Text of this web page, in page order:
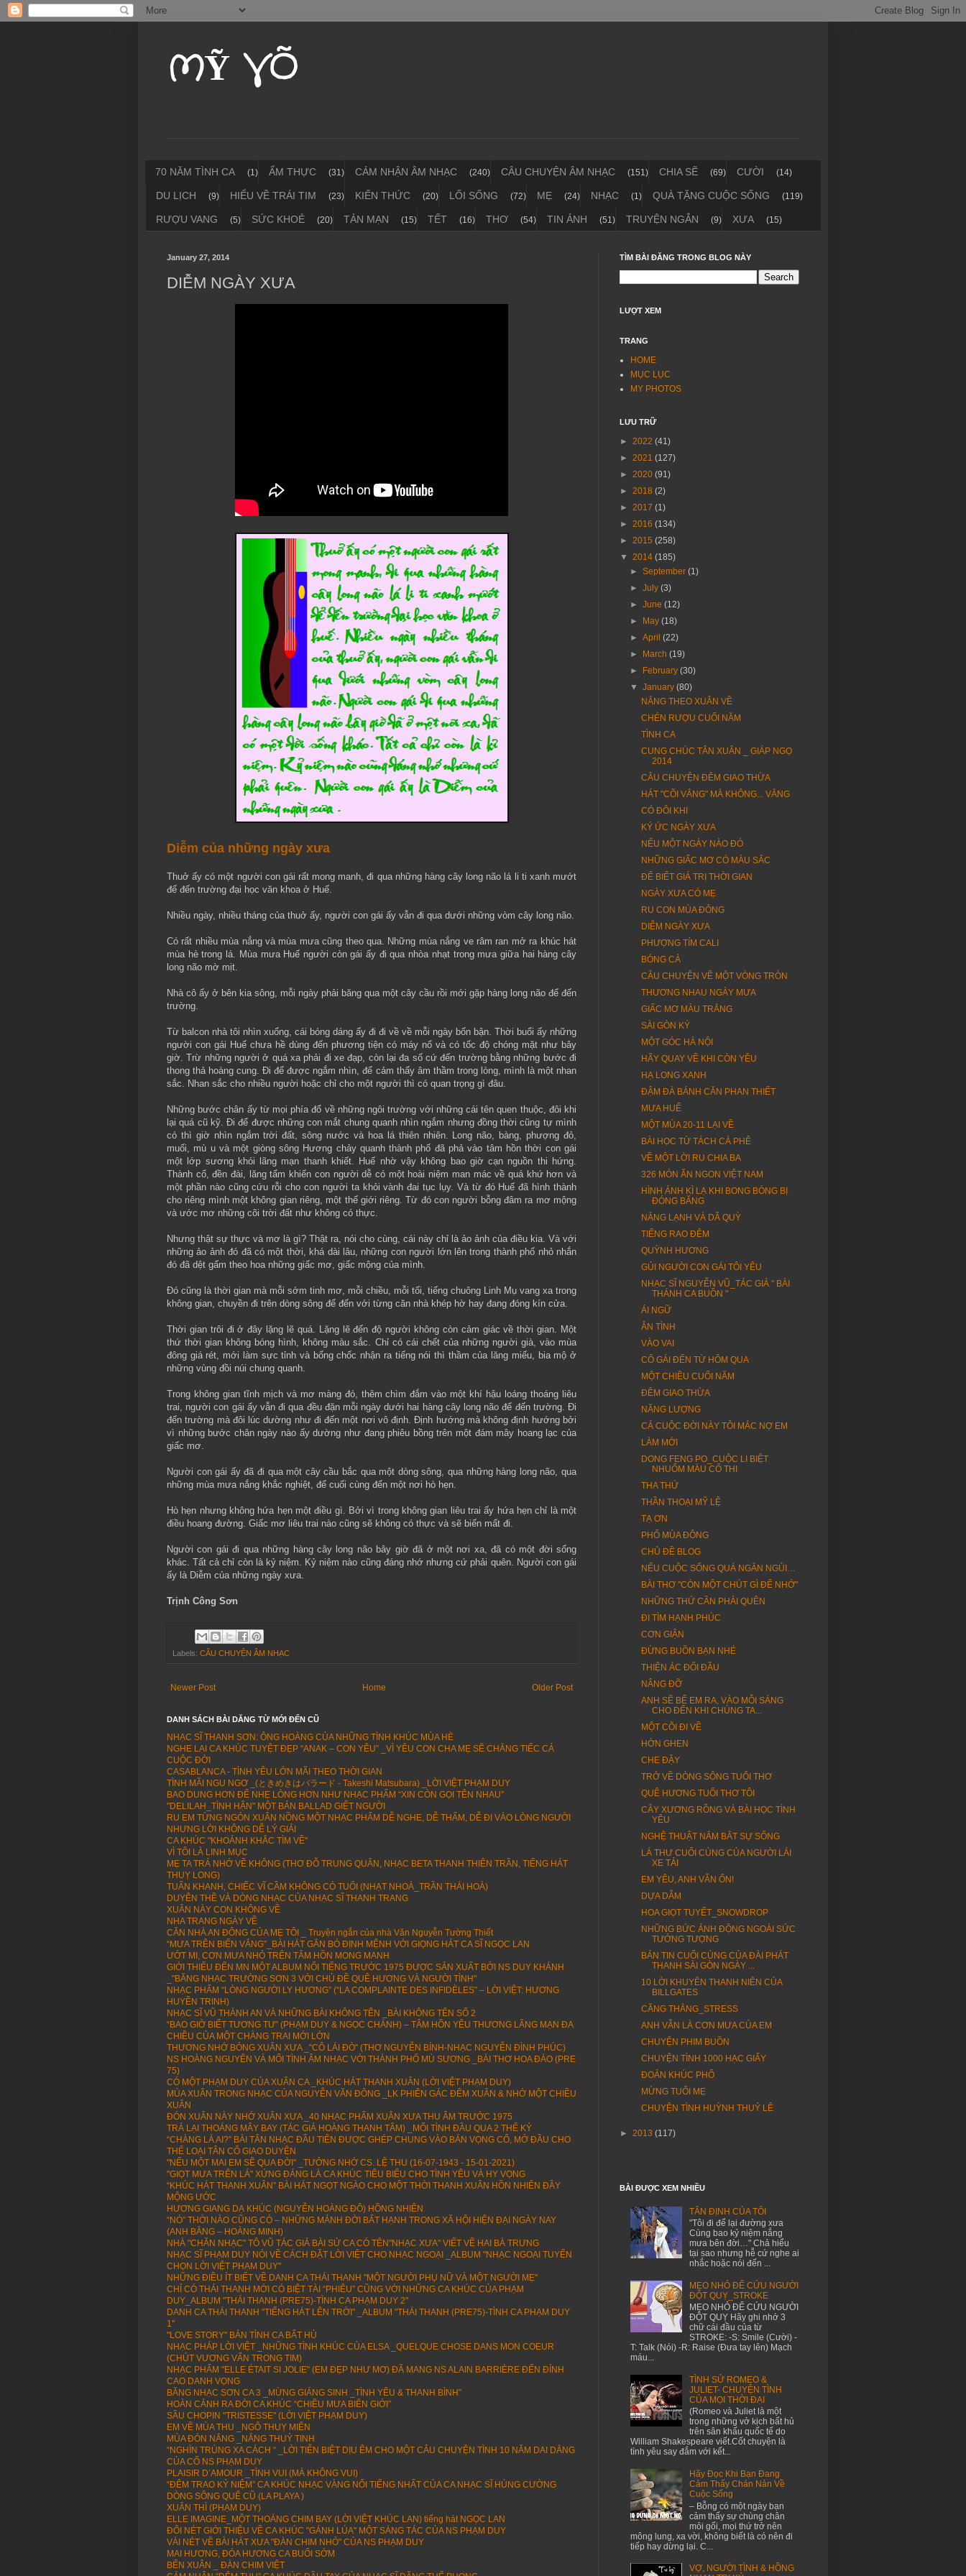
MỸ VÕ
70 NĂM TÌNH CA (1) ẨM THỰC (31) CẢM NHẬN ÂM NHẠC (240) CÂU CHUYỆN ÂM NHẠC (151) CHIA SẼ (69) CƯỜI (14)
DU LỊCH (9) HIỂU VỀ TRÁI TIM (23) KIẾN THỨC (20) LỐI SỐNG (72) MẸ (24) NHẠC (1) QUÀ TẶNG CUỘC SỐNG (119)
RƯỢU VANG (5) SỨC KHOẺ (20) TẢN MẠN (15) TẾT (16) THƠ (54) TIN ẢNH (51) TRUYỆN NGẮN (9) XƯA (15)
January 27, 2014
DIỄM NGÀY XƯA
Diễm của những ngày xưa
Thuở ấy có một người con gái rất mong manh, đi qua những hàng cây long não lá li ti xanh mướt
để đến trường đại học văn khoa ở Huế.
Nhiều ngày, nhiều tháng của thuở ấy, người con gái ấy vẫn đi qua dưới những vòm cây long não.
Có rất nhiều mùa nắng và mùa mưa cũng theo qua. Những mùa nắng ve râm ran mở ra khúc hát
mùa hè trong lá. Mùa mưa Huế người còn gái ấy đi qua nhòa nhạt trong mưa giữa hai hàng cây
long não mờ mịt.
Nhà cô ấy ở bên kia sông, mỗi ngày phải băng qua một cây cầu rồi mới gặp hàng long não để đến
trường.
Từ balcon nhà tôi nhìn xuống, cái bóng dáng ấy đi đi về về mỗi ngày bốn bận. Thời buổi ấy những
người con gái Huế chưa hề dùng đến phương tiện có máy nổ và có tốc độ chóng mặt như bây
giờ. Trừ những người ở quá xa phải đi xe đạp, còn lại đa số cứ đến trường bằng những bước đi
thong thả hoàng cung. Ði để được ngắm nhìn, để cảm thấy âm thầm trong lòng, mình là một nhan
sắc. Nhan sắc cho nhiều người hoặc chỉ cho một người thì có quan trọng gì đâu.
Những bước chân ấy từ mọi phía đổ về những ngôi trường với những cái tên quen thuộc, đôi khi
lại quá cũ kỹ. Ði để được những con mắt chung quanh nhìn ngắm nhưng đồng thời cũng tự mình
có thì giờ nhìn ngắm trời đất, sông nước và hoa lá thiên nhiên. Long não, bàng, phượng đỏ,
muối, mù u và một giòng sông Hương chảy quanh thành phố đã phả vào tâm hồn thời con gái
một lớp sương khói lãng mạn thanh khiết. Huế nhờ vậy không bao giờ cạn nguồn thi hứng.
Thành cổ, đền đài, lăng tẩm khiến con người dễ có một hoài niệm man mác về quá khứ hơn và
một phần nào cũng cứu rỗi cho con người ta khỏi vành đai tục lụy. Và từ đó Huế đã hình thành
cho riêng mình một không gian riêng, một thế giới riêng. Từ đó con người bỗng đâm ra mơ mộng
và ước mơ những cõi trời đất như không có thực.
Nhưng thật sự thực và mơ là gì? Thật ra, nói cho cùng, cái này chỉ là ảo ảnh của điều kia. Và với
những ảo ảnh đó đã có một thời, khá dài lâu, những con người lớn lên trong thành phố nhỏ nhắn
đó đã dệt gấm theo hoa những giấc mơ, giấc mộng của mình.
Ðó cũng là thời gian mà mỗi sớm tinh mơ, mỗi chiều, mỗi tối, tiếng chuông Linh Mụ vang xa trong
không gian, chuyền đi trên dòng sông để đến với từng căn nhà khép hờ hay đang đóng kín cửa.
Thời gian trôi đi ở đây lặng lẽ quá. Lặng lẽ đến độ người không còn cảm giác về thời gian. Một
thứ thời gian không bóng hình, không màu sắc. Chỉ có cái chết của những người già, vào mùa
đông giá rét, mới làm sực tỉnh và bổng chốc nhận ra tiếng nói thì thầm của lăng miếu, bia mộ ở
những vùng đồi núi chung quanh.
Trong không gian tĩnh mịch và mơ màng đó, thêm chìm đắm vào một khí hậu loáng thoáng liêu
trai, người con gái ấy vẫn đi qua đều đặn mỗi ngày dưới hai hàng cây long não để đến trường. Ði
đến trường mà đôi lúc dường như đi đến một nơi vô định. Ðịnh hướng mà không định hướng bởi
vì những bước chân ngày nào ấy dường như đang phiêu bồng trên một đám mây hoang lạc của
giấc mơ.
Người con gái ấy đã đi qua một cây cầu bắc qua một dòng sông, qua những hàng long não, qua
những mùa mưa nắng khắc nghiệt, để cuối cùng đến một nơi hò hẹn.
Hò hẹn nhưng không hứa hẹn một điều gì. Bởi vì trong không gian liêu trai ấy hứa hẹn chỉ là một
điều hoang đường. Giấc mơ liêu trai nào cũng sẽ không có thực và sẽ biến mất đi.
Người con gái đi qua những hàng cây long não bây giờ đã ở một nơi xa, đã có một đời sống
khác. Tất cả chỉ còn là kỷ niệm. Kỷ niệm nào cũng đáng nhớ nhưng cứ phải quên. Người con gái
ấy là Diễm của những ngày xưa.
Trịnh Công Sơn
Labels: CÂU CHUYỆN ÂM NHẠC
Newer Post Older Post
Home
DANH SÁCH BÀI DĂNG TỪ MỚI ĐẾN CŨ
NHẠC SĨ THANH SƠN: ÔNG HOÀNG CỦA NHỮNG TÌNH KHÚC MÙA HÈ
NGHE LẠI CA KHÚC TUYỆT ĐẸP “ANAK – CON YÊU” _VÌ YÊU CON CHA MẸ SẼ CHẲNG TIẾC CẢ
CUỘC ĐỜI
CASABLANCA - TÌNH YÊU LỚN MÃI THEO THỜI GIAN
TÌNH MÃI NGU NGƠ _(ときめきはバラード - Takeshi Matsubara) _LỜI VIỆT PHẠM DUY
BAO DUNG HƠN ĐỂ NHẸ LÒNG HƠN NHƯ NHẠC PHẨM “XIN CÒN GỌI TÊN NHAU”
"DELILAH_TÌNH HẬN" MỘT BẢN BALLAD GIẾT NGƯỜI
RU EM TỪNG NGÓN XUÂN NỒNG MỘT NHẠC PHẨM DỄ NGHE, DỄ THẤM, DỄ ĐI VÀO LÒNG NGƯỜI
NHƯNG LỜI KHÔNG DỄ LÝ GIẢI
CA KHÚC "KHOẢNH KHẮC TÌM VỀ"
VÌ TÔI LÀ LINH MỤC
MẸ TA TRẢ NHỚ VỀ KHÔNG (THƠ ĐỖ TRUNG QUÂN, NHẠC BETA THANH THIÊN TRẦN, TIẾNG HÁT
THUỴ LONG)
TUẤN KHANH, CHIẾC VĨ CẦM KHÔNG CÓ TUỔI (NHẠT NHOÀ_TRẦN THÁI HOÀ)
DUYÊN THỀ VÀ DÒNG NHẠC CỦA NHẠC SĨ THANH TRANG
XUÂN NÀY CON KHÔNG VỀ
NHA TRANG NGÀY VỀ
CĂN NHÀ AN ĐÔNG CỦA MẸ TÔI _ Truyện ngắn của nhà Văn Nguyễn Tường Thiết
“MƯA TRÊN BIỂN VẮNG”_BÀI HÁT GẮN BÓ ĐỊNH MỆNH VỚI GIỌNG HÁT CA SĨ NGỌC LAN
ƯỚT MI, CƠN MƯA NHỎ TRÊN TÂM HỒN MONG MANH
GIỚI THIẾU ĐẾN MN MỘT ALBUM NỔI TIẾNG TRƯỚC 1975 ĐƯỢC SẢN XUẤT BỞI NS DUY KHÁNH
_"BĂNG NHẠC TRƯỜNG SƠN 3 VỚI CHỦ ĐỀ QUÊ HƯƠNG VÀ NGƯỜI TÌNH"
NHẠC PHẨM “LÒNG NGƯỜI LY HƯƠNG” (“LA COMPLAINTE DES INFIDÈLES” – LỜI VIỆT: HƯƠNG
HUYỀN TRINH)
NHẠC SĨ VŨ THÀNH AN VÀ NHỮNG BÀI KHÔNG TÊN _BÀI KHÔNG TÊN SỐ 2
“BAO GIỜ BIẾT TƯƠNG TƯ” (PHẠM DUY & NGỌC CHÁNH) – TÂM HỒN YÊU THƯƠNG LÃNG MẠN ĐA
CHIỀU CỦA MỘT CHÀNG TRAI MỚI LỚN
THƯƠNG NHỚ BÓNG XUÂN XƯA _"CÔ LÁI ĐÒ" (THƠ NGUYỄN BÍNH-NHẠC NGUYỄN ĐÌNH PHÚC)
NS HOÀNG NGUYÊN VÀ MỐI TÌNH ÂM NHẠC VỚI THÀNH PHỐ MÙ SƯƠNG _BÀI THƠ HOA ĐÀO (PRE
75)
CÓ MỘT PHẠM DUY CỦA XUÂN CA _KHÚC HÁT THANH XUÂN (LỜI VIỆT PHẠM DUY)
MÙA XUÂN TRONG NHẠC CỦA NGUYỄN VĂN ĐÔNG _LK PHIÊN GÁC ĐÊM XUÂN & NHỚ MỘT CHIỀU
XUÂN
ĐÓN XUÂN NÀY NHỚ XUÂN XƯA _40 NHẠC PHẨM XUÂN XƯA THU ÂM TRƯỚC 1975
TRẢ LẠI THOÁNG MÂY BAY (TÁC GIẢ HOÀNG THANH TÂM) _MỐI TÌNH ĐẦU QUA 2 THẾ KỶ
“CHÀNG LÀ AI?” BÀI TÂN NHẠC ĐẦU TIÊN ĐƯỢC GHÉP CHUNG VÀO BẢN VỌNG CỔ, MỞ ĐẦU CHO
THỂ LOẠI TÂN CỔ GIAO DUYÊN
"NẾU MỘT MAI EM SẼ QUA ĐỜI" _TƯỞNG NHỚ CS. LỆ THU (16-07-1943 - 15-01-2021)
"GIỌT MƯA TRÊN LÁ" XỨNG ĐÁNG LÀ CA KHÚC TIÊU BIỂU CHO TÌNH YÊU VÀ HY VỌNG
“KHÚC HÁT THANH XUÂN” BÀI HÁT NGỌT NGÀO CHO MỘT THỜI THANH XUÂN HỒN NHIÊN ĐẦY
MỘNG ƯỚC
HƯƠNG GIANG DẠ KHÚC (NGUYỄN HOÀNG ĐÔ) HỒNG NHIÊN
“NÓ” THỜI NÀO CŨNG CÓ – NHỮNG MẢNH ĐỜI BẤT HẠNH TRONG XÃ HỘI HIỆN ĐẠI NGÀY NAY
(ANH BẰNG – HOÀNG MINH)
NHÀ "CHĂN NHẠC" TÔ VŨ TÁC GIẢ BÀI SỬ CA CÓ TÊN"NHẠC XƯA" VIẾT VỀ HAI BÀ TRƯNG
NHẠC SĨ PHẠM DUY NÓI VỀ CÁCH ĐẶT LỜI VIỆT CHO NHẠC NGOẠI _ALBUM "NHẠC NGOẠI TUYỂN
CHỌN LỜI VIỆT PHẠM DUY"
NHỮNG ĐIỀU ÍT BIẾT VỀ DANH CA THÁI THANH "MỘT NGƯỜI PHỤ NỮ VÀ MỘT NGƯỜI MẸ"
CHỈ CÓ THÁI THANH MỚI CÓ BIỆT TÀI “PHIÊU” CŨNG VỚI NHỮNG CA KHÚC CỦA PHẠM
DUY_ALBUM "THÁI THANH (PRE75)-TÌNH CA PHẠM DUY 2"
DANH CA THÁI THANH "TIẾNG HÁT LÊN TRỜI" _ALBUM "THÁI THANH (PRE75)-TÌNH CA PHẠM DUY
1"
"LOVE STORY" BẢN TÌNH CA BẤT HỦ
NHẠC PHÁP LỜI VIỆT _NHỮNG TÌNH KHÚC CỦA ELSA _QUELQUE CHOSE DANS MON COEUR
(CHÚT VƯƠNG VẤN TRONG TIM)
NHẠC PHẨM "ELLE ÉTAIT SI JOLIE" (EM ĐẸP NHƯ MƠ) ĐÃ MANG NS ALAIN BARRIÈRE ĐẾN ĐỈNH
CAO DANH VỌNG
BĂNG NHẠC SƠN CA 3 _MỪNG GIÁNG SINH _TÌNH YÊU & THANH BÌNH”
HOÀN CẢNH RA ĐỜI CA KHÚC “CHIỀU MƯA BIÊN GIỚI”
SẦU CHOPIN "TRISTESSE" (LỜI VIỆT PHẠM DUY)
EM VỀ MÙA THU _NGÔ THUỴ MIÊN
MÙA ĐÓN NẮNG _NẮNG THUỶ TINH
“NGHÌN TRÙNG XA CÁCH “ _LỜI TIỄN BIỆT DỊU ÊM CHO MỘT CÂU CHUYỆN TÌNH 10 NĂM DAI DẲNG
CỦA CỐ NS PHẠM DUY
PLAISIR D’AMOUR _TÌNH VUI (MÀ KHÔNG VUI)
“ĐÊM TRAO KỶ NIỆM” CA KHÚC NHẠC VÀNG NỔI TIẾNG NHẤT CỦA CA NHẠC SĨ HÙNG CƯỜNG
DÒNG SÔNG QUÊ CŨ (LA PLAYA )
XUÂN THÌ (PHẠM DUY)
ELLE IMAGINE_MỘT THOÁNG CHIM BAY (LỜI VIỆT KHÚC LAN) tiếng hát NGỌC LAN
ĐÔI NÉT GIỚI THIỆU VỀ CA KHÚC "GÁNH LÚA" MỘT SÁNG TÁC CỦA NS PHẠM DUY
VÀI NÉT VỀ BÀI HÁT XƯA "ĐÀN CHIM NHỎ" CỦA NS PHẠM DUY
MAI HƯƠNG, ĐÓA HƯƠNG CA BUỔI SỚM
BẾN XUÂN _ ĐÀN CHIM VIỆT
TÌM BÀI ĐĂNG TRONG BLOG NÀY
LƯỢT XEM
TRANG
HOME
MỤC LỤC
MY PHOTOS
LƯU TRỮ
► 2022 (41)
► 2021 (127)
► 2020 (91)
► 2018 (2)
► 2017 (1)
► 2016 (134)
► 2015 (258)
▼ 2014 (185)
►September(1)
►July(3)
►June(12)
►
May(18)
►April(22)
►
March(19)
►
February(30)
▼January(80)
NẮNG THEO XUÂN VỀ
CHÉN RƯỢU CUỐI NĂM
TÌNH CA
CUNG CHÚC TÂN XUÂN _ GIÁP NGỌ
2014
CÂU CHUYỆN ĐÊM GIAO THỪA
HÁT "CÕI VẮNG" MÀ KHÔNG... VẮNG
CÓ ĐÔI KHI
KÝ ỨC NGÀY XƯA
NẾU MỘT NGÀY NÀO ĐÓ
NHỮNG GIẤC MƠ CÓ MÀU SẮC
ĐỂ BIẾT GIÁ TRỊ THỜI GIAN
NGÀY XƯA CÓ MẸ
RU CON MÙA ĐÔNG
DIỄM NGÀY XƯA
PHƯỢNG TÍM CALI
BÓNG CẢ
CÂU CHUYỆN VỀ MỘT VÒNG TRÒN
THƯƠNG NHAU NGÀY MƯA
GIẤC MƠ MÀU TRẮNG
SÀI GÒN KÝ
MỘT GÓC HÀ NỘI
HÃY QUAY VỀ KHI CÒN YÊU
HẠ LONG XANH
ĐẬM ĐÀ BÁNH CĂN PHAN THIẾT
MƯA HUẾ
MỘT MÙA 20-11 LẠI VỀ
BÀI HỌC TỪ TÁCH CÀ PHÊ
VỀ MỘT LỜI RU CHIA BA
326 MÓN ĂN NGON VIỆT NAM
HÌNH ẢNH KÌ LẠ KHI BONG BÓNG BỊ
ĐÓNG BĂNG
NẮNG LẠNH VÀ DÃ QUỲ
TIẾNG RAO ĐÊM
QUỲNH HƯƠNG
GỦI NGƯỜI CON GÁI TÔI YÊU
NHẠC SĨ NGUYỄN VŨ_TÁC GIẢ " BÀI
THÁNH CA BUỒN "
ÁI NGỮ
ÂN TÌNH
VÀO VAI
CÔ GÁI ĐẾN TỪ HÔM QUA
MỘT CHIỀU CUỐI NĂM
ĐÊM GIAO THỪA
NĂNG LƯỢNG
CẢ CUỘC ĐỜI NÀY TÔI MẮC NỢ EM
LÀM MỚI
DONG FENG PO_CUỘC LI BIỆT
NHUỐM MÀU CỔ THI
THA THỨ
THẦN THOẠI MỸ LỆ
TẠ ƠN
PHỐ MÙA ĐÔNG
CHỦ ĐỀ BLOG
NẾU CUỘC SỐNG QUÁ NGẮN NGỦI…
BÀI THƠ "CÒN MỘT CHÚT GÌ ĐỂ NHỚ"
NHỮNG THỨ CẦN PHẢI QUÊN
ĐI TÌM HẠNH PHÚC
CƠN GIẬN
ĐỪNG BUỒN BẠN NHÉ
THIỆN ÁC ĐỐI ĐẦU
NÂNG ĐỠ
ANH SẼ BẾ EM RA, VÀO MỖI SÁNG
CHO ĐẾN KHI CHÚNG TA...
MỘT CÕI ĐI VỀ
HỜN GHEN
CHE ĐẬY
TRỞ VỀ DÒNG SÔNG TUỔI THƠ
QUÊ HƯƠNG TUỔI THƠ TÔI
CÂY XƯƠNG RỒNG VÀ BÀI HỌC TÌNH
YÊU
NGHỆ THUẬT NẮM BẮT SỰ SỐNG
LÁ THƯ CUỐI CÙNG CỦA NGƯỜI LÁI
XE TẢI
EM YÊU, ANH VẪN ỔN!
DỰA DẪM
HOA GIỌT TUYẾT_SNOWDROP
NHỮNG BỨC ẢNH ĐỘNG NGOÀI SỨC
TƯỞNG TƯỢNG
BẢN TIN CUỐI CÙNG CỦA ĐÀI PHÁT
THANH SÀI GÒN NGÀY ...
10 LỜI KHUYÊN THANH NIÊN CỦA
BILLGATES
CĂNG THẲNG_STRESS
ANH VẪN LÀ CƠN MƯA CỦA EM
CHUYỆN PHIM BUỒN
CHUYỆN TÌNH 1000 HẠC GIẤY
ĐOẢN KHÚC PHỐ
MỪNG TUỔI MẸ
CHUYỆN TÌNH HUỲNH THUỶ LÊ
► 2013 (117)
BÀI ĐƯỢC XEM NHIỀU
TÂN ĐỊNH CỦA TÔI
"Tôi đi để lại đường xưa
Cùng bao kỷ niệm nắng
mưa bên đời…" Chả hiểu
tại sao nhưng hễ cứ nghe ai
nhắc hoặc nói đến ...
MẸO NHỎ ĐỂ CỨU NGƯỜI
ĐỘT QUỴ_STROKE
MẸO NHỎ ĐỂ CỨU NGƯỜI
ĐỘT QUỴ Hãy ghi nhớ 3
chữ cái đầu của từ
STROKE: -S: Smile (Cười) -
T: Talk (Nói) -R: Raise (Đưa tay lên) Mạch
máu...
TÌNH SỬ ROMEO &
JULIET- CHUYỆN TÌNH
CỦA MỌI THỜI ĐẠI
(Romeo và Juliet là một
trong những vở kịch bất hủ
trên sân khấu quốc tế do
William Shakespeare viết.Cốt chuyện là
tình yêu say đắm với kết...
Hãy Đọc Khi Bạn Đang
Cảm Thấy Chán Nản Về
Cuộc Sống
– Bỗng có một ngày bạn
cảm thấy sự chùng chân
mỏi gối, mọi thứ trở nên
mông lung, xa vời, không biết là có nên đi
tiếp hay dừng lại. C...
VỢ, NGƯỜI TÌNH & HỒNG